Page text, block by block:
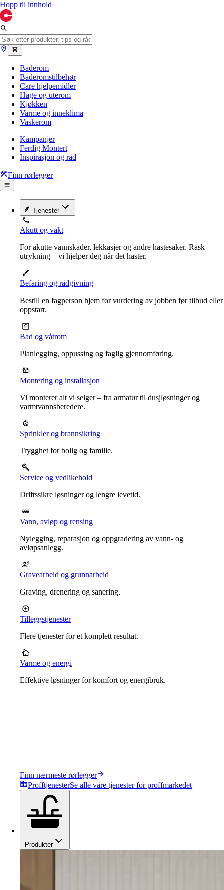
Hopp til innhold
Baderom
Baderomstilbehør
Care hjelpemidler
Hage og uterom
Kjøkken
Varme og inneklima
Vaskerom
Kampanjer
Ferdig Montert
Inspirasjon og råd
Finn rørlegger
Tjenester
Akutt og vakt
For akutte vannskader, lekkasjer og andre hastesaker. Rask
utrykning – vi hjelper deg når det haster.
Befaring og rådgivning
Bestill en fagperson hjem for vurdering av jobben før tilbud eller
oppstart.
Bad og våtrom
Planlegging, oppussing og faglig gjennomføring.
Montering og installasjon
Vi monterer alt vi selger – fra armatur til dusjløsninger og
varmtvannsberedere.
Sprinkler og brannsikring
Trygghet for bolig og familie.
Service og vedlikehold
Driftssikre løsninger og lengre levetid.
Vann, avløp og rensing
Nylegging, reparasjon og oppgradering av vann- og
avløpsanlegg.
Gravearbeid og grunnarbeid
Graving, drenering og sanering.
Tilleggstjenester
Flere tjenester for et komplett resultat.
Varme og energi
Effektive løsninger for komfort og energibruk.
Finn nærmeste rørlegger
ProfftjenesterSe alle våre tjenester for proffmarkedet
Produkter